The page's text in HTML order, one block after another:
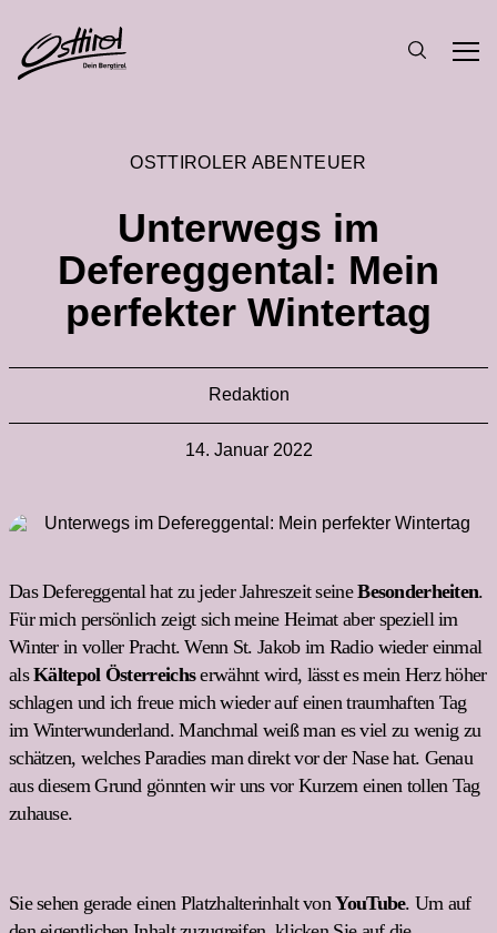
OSTTIROLER ABENTEUER
Unterwegs im
Defereggental: Mein
perfekter Wintertag
Redaktion
14. Januar 2022
Das Defereggental hat zu jeder Jahreszeit seineBesonderheiten.
Für mich persönlich zeigt sich meine Heimat aber speziell im
Winter in voller Pracht. Wenn St. Jakob im Radio wieder einmal
alsKältepol Österreichserwähnt wird, lässt es mein Herz höher
schlagen und ich freue mich wieder auf einen traumhaften Tag
im Winterwunderland. Manchmal weiß man es viel zu wenig zu
schätzen, welches Paradies man direkt vor der Nase hat. Genau
aus diesem Grund gönnten wir uns vor Kurzem einen tollen Tag
zuhause.
Sie sehen gerade einen Platzhalterinhalt vonYouTube. Um auf